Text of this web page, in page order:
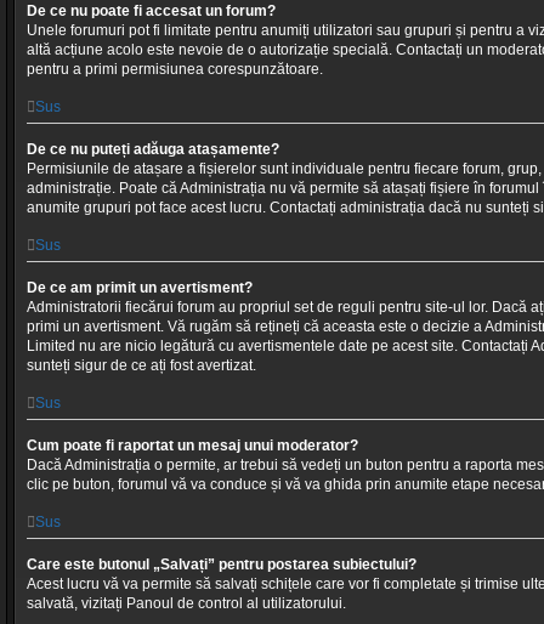
De ce nu poate fi accesat un forum?
Unele forumuri pot fi limitate pentru anumiți utilizatori sau grupuri și pentru a
altă acțiune acolo este nevoie de o autorizație specială. Contactați un
pentru a primi permisiunea corespunzătoare.
Sus
De ce nu puteți adăuga atașamente?
Permisiunile de atașare a fișierelor sunt individuale pentru fiecare forum,
administrație. Poate că Administrația nu vă permite să atașați fișiere în
anumite grupuri pot face acest lucru. Contactați administrația dacă nu sunteți
Sus
De ce am primit un avertisment?
Administratorii fiecărui forum au propriul set de reguli pentru site-ul lor. Dacă
primi un avertisment. Vă rugăm să rețineți că aceasta este o decizie a
Limited nu are nicio legătură cu avertismentele date pe acest site. Contactați
sunteți sigur de ce ați fost avertizat.
Sus
Cum poate fi raportat un mesaj unui moderator?
Dacă Administrația o permite, ar trebui să vedeți un buton pentru a raporta
clic pe buton, forumul vă va conduce și vă va ghida prin anumite etape
Sus
Care este butonul „Salvați” pentru postarea subiectului?
Acest lucru vă va permite să salvați schițele care vor fi completate și trimise
salvată, vizitați Panoul de control al utilizatorului.